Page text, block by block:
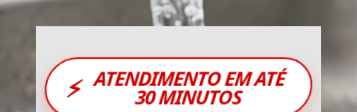
⚡ ATENDIMENTO EM ATÉ
30 MINUTOS